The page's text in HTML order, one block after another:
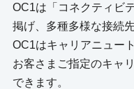
OC1は「コネクティビ
掲げ、多種多様な接続
OC1はキャリアニュー
お客さまご指定のキャ
できます。